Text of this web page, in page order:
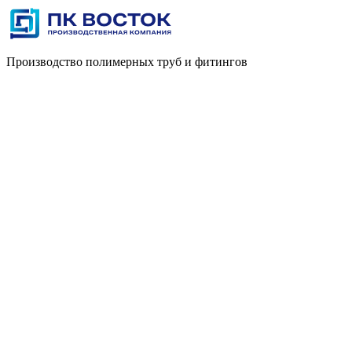
Производство полимерных труб и фитингов